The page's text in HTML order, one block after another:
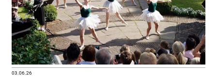
03.06.26